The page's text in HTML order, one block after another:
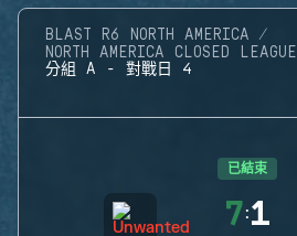
BLAST R6 NORTH AMERICA
NORTH AMERICA CLOSED LEAGUE
分組 A - 對戰日 4
已結束
7:1